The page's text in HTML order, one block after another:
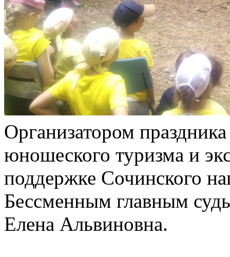
Организатором
юношеского туризма и
поддержке Сочинского
Бессменным главным
Елена Альвиновна.